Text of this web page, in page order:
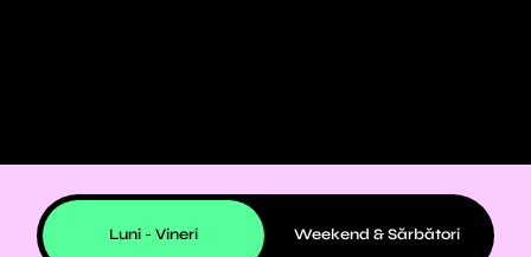
Luni - Vineri Weekend & Sărbători